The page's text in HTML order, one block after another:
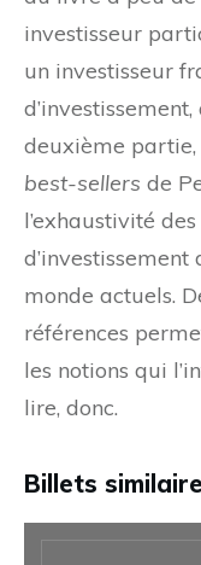
investisseur
un investisseur
deuxième
best-sellers de
l’exhaustivité
d’investissement
monde actuels.
références
les notions qui
lire, donc.
Billets